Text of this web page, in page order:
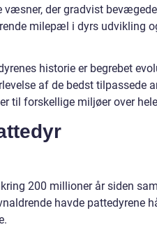
der gradvist
milepæl i dyrs udvikling
historie er begrebet
af de bedst tilpassede
til forskellige miljøer over
200 millioner år siden
havde pattedyrene